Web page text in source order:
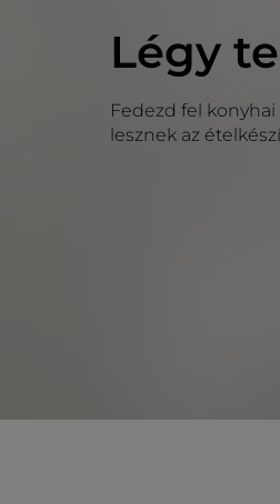
Légy
Fedezd fel
lesznek az